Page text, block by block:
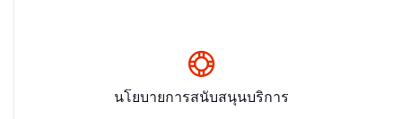
นโยบายการสนับสนุนบริการ